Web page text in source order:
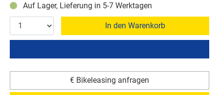
Auf Lager, Lieferung in 5-7 Werktagen
In den Warenkorb
€ Bikeleasing anfragen